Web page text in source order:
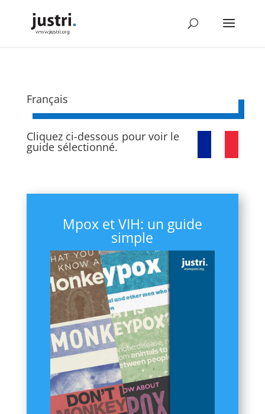
Français
Cliquez ci-dessous pour voir le
guide sélectionné.
Mpox et VIH: un guide
simple